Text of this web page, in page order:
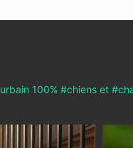
100% #chiens et